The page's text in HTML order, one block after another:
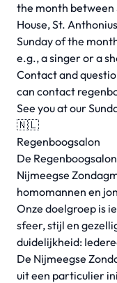
the month between
House, St.
Sunday of the
e.g., a singer or a
Contact and
can contact
See you at our
🇳🇱
Regenboogsalon
De
Nijmeegse
homomannen en
Onze doelgroep is
sfeer, stijl en
duidelijkheid:
De Nijmeegse
uit een particulier